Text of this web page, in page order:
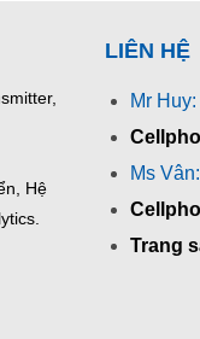
Hệ
LIÊN HỆ
Mr
Ms
Trang